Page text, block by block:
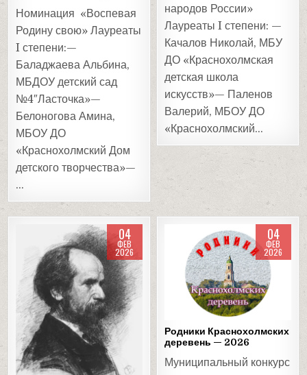
Номинация «Воспевая
Родину свою» Лауреаты
I степени:—
Баладжаева Альбина,
МБДОУ детский сад
№4″Ласточка»—
Белоногова Амина,
МБОУ ДО
«Краснохолмский Дом
детского творчества»—
…
народов России»
Лауреаты I степени: —
Качалов Николай, МБУ
ДО «Краснохолмская
детская школа
искусств»— Паленов
Валерий, МБОУ ДО
«Краснохолмский…
04
ФЕВ
2026
Posted
in
04
ФЕВ
2026
Posted
in
Родники Краснохолмских
деревень — 2026
Муниципальный конкурс